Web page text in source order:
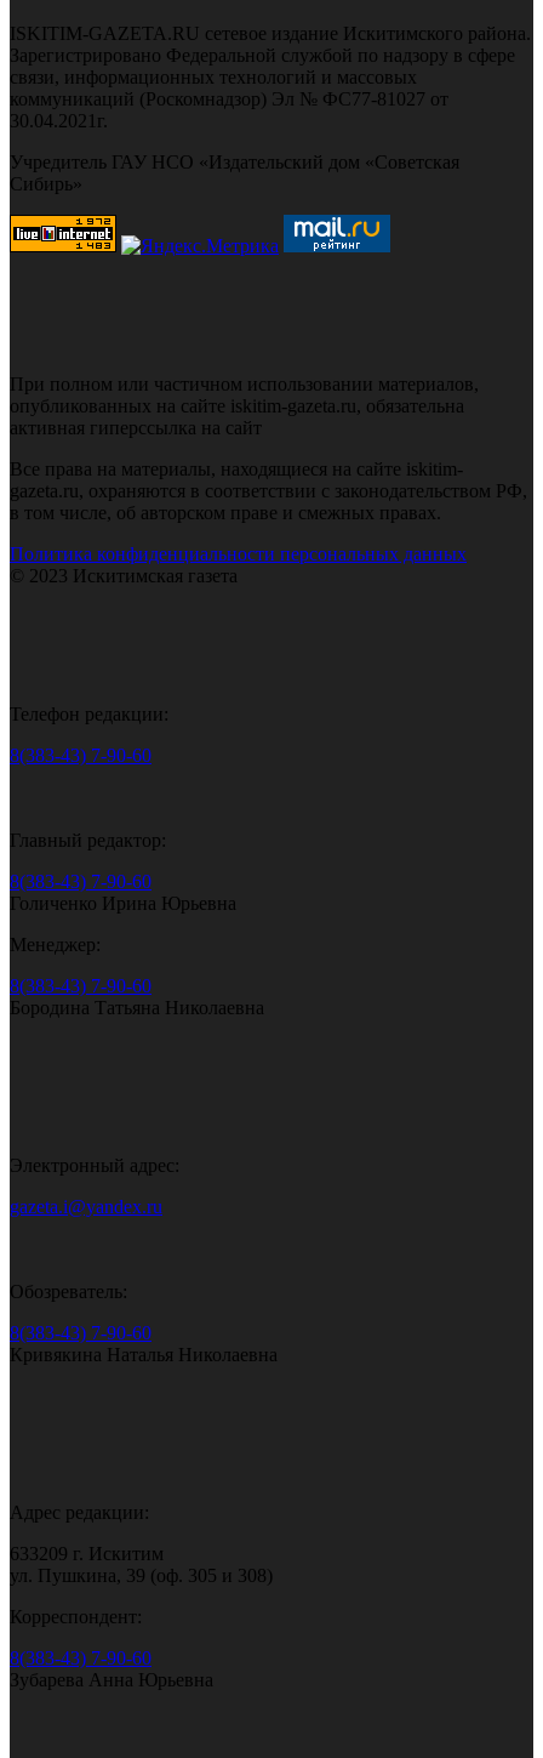
ISKITIM-GAZETA.RU сетевое издание Искитимского района.
Зарегистрировано Федеральной службой по надзору в сфере
связи, информационных технологий и массовых
коммуникаций (Роскомнадзор) Эл № ФС77-81027 от
30.04.2021г.
Учредитель ГАУ НСО «Издательский дом «Советская
Сибирь»
При полном или частичном использовании материалов,
опубликованных на сайте iskitim-gazeta.ru, обязательна
активная гиперссылка на сайт
Все права на материалы, находящиеся на сайте iskitim-
gazeta.ru, охраняются в соответствии с законодательством РФ,
в том числе, об авторском праве и смежных правах.
Политика конфиденциальности персональных данных
© 2023 Искитимская газета
Телефон редакции:
8(383-43) 7-90-60
Главный редактор:
8(383-43) 7-90-60
Голиченко Ирина Юрьевна
Менеджер:
8(383-43) 7-90-60
Бородина Татьяна Николаевна
Электронный адрес:
gazeta.i@yandex.ru
Обозреватель:
8(383-43) 7-90-60
Кривякина Наталья Николаевна
Адрес редакции:
633209 г. Искитим
ул. Пушкина, 39 (оф. 305 и 308)
Корреспондент:
8(383-43) 7-90-60
Зубарева Анна Юрьевна